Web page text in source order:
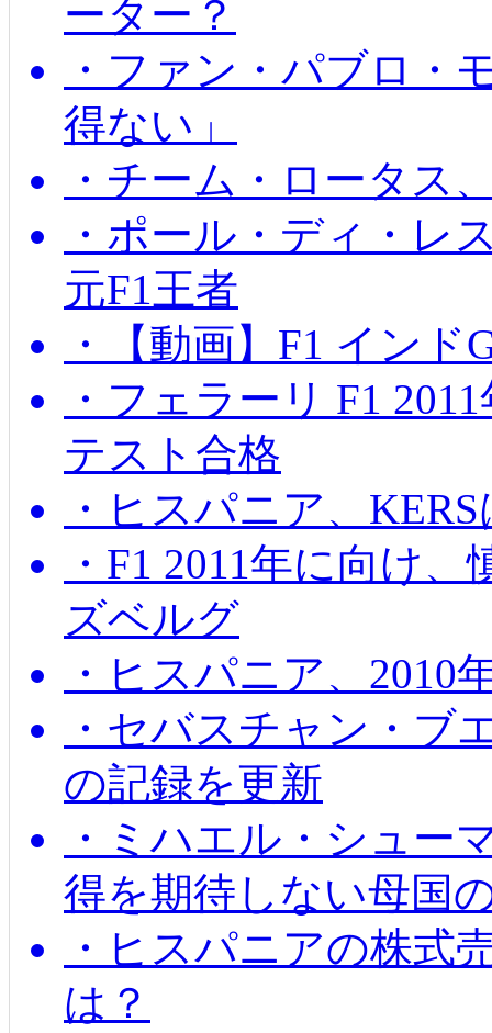
ーター？
・ファン・パブロ・
得ない」
・チーム・ロータス
・ポール・ディ・レ
元F1王者
・【動画】F1 イン
・フェラーリ F1
テスト合格
・ヒスパニア、
・F1 2011年に向け
ズベルグ
・ヒスパニア、2010
・セバスチャン・ブ
の記録を更新
・ミハエル・シュー
得を期待しない母国
・ヒスパニアの株式
は？